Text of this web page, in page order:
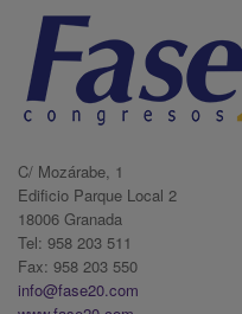
C/ Mozárabe, 1
Edificio Parque Local 2
18006 Granada
Tel: 958 203 511
Fax: 958 203 550
info@fase20.com